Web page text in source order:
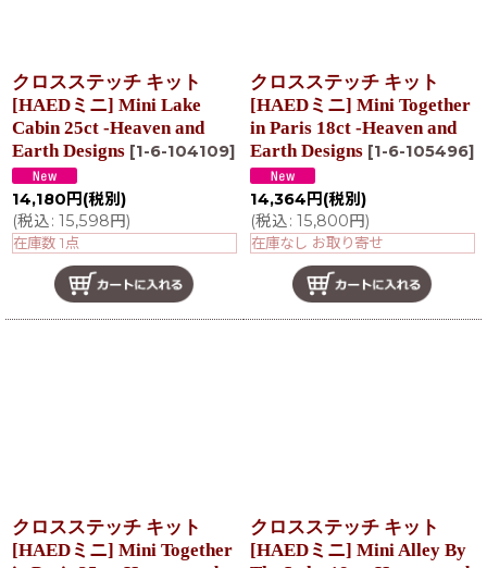
クロスステッチ キット
[HAEDミニ] Mini Lake
Cabin 25ct -Heaven and
Earth Designs [1-6-104109]
14,180 円 (税別)
(税込: 15,598円)
在庫数 1点
クロスステッチ キット
[HAEDミニ] Mini Together
in Paris 18ct -Heaven and
Earth Designs [1-6-105496]
14,364 円 (税別)
(税込: 15,800円)
在庫なし お取り寄せ
クロスステッチ キット
[HAEDミニ] Mini Together
クロスステッチ キット
[HAEDミニ] Mini Alley By